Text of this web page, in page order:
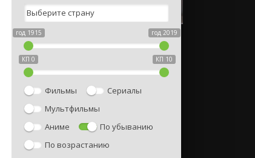
год 1915 год 2019
КП 0 КП 10
Фильмы
Сериалы
Мультфильмы
Аниме
По убыванию
По возрастанию